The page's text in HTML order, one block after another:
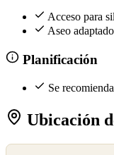
Acceso para
Aseo
Planificación
Se
Ubicación